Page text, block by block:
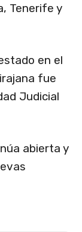
Tenerife y
en el
fue
Judicial
abierta y